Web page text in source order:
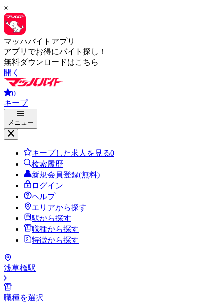
×
マッハバイトアプリ
アプリでお得にバイト探し！
無料ダウンロードはこちら
開く
0
キープ
メニュー
キープした求人を見る0
検索履歴
新規会員登録(無料)
ログイン
ヘルプ
エリアから探す
駅から探す
職種から探す
特徴から探す
浅草橋駅
職種を選択